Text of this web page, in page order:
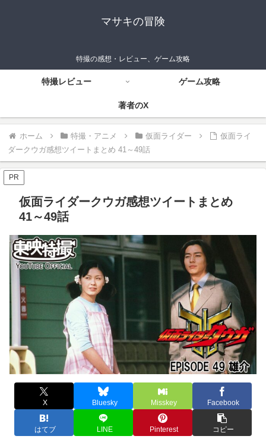
マサキの冒険
特撮の感想・レビュー、ゲーム攻略
特撮レビュー ゲーム攻略
著者のX
ホーム 特撮・アニメ 仮面ライダー
仮面ライ
ダークウガ感想ツイートまとめ 41～49話
PR
仮面ライダークウガ感想ツイートまとめ
41～49話
X Bluesky Misskey Facebook
はてブ LINE Pinterest コピー